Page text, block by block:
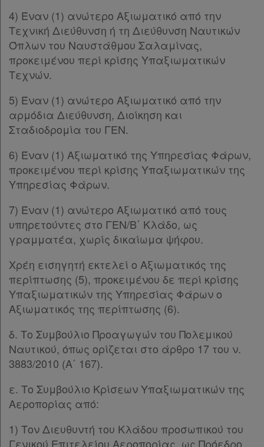
4) Έναν (1) ανώτερο Αξιωματικό από την
Τεχνική Διεύθυνση ή τη Διεύθυνση Ναυτικών
Όπλων του Ναυστάθμου Σαλαμίνας,
προκειμένου περί κρίσης Υπαξιωματικών
Τεχνών.
5) Έναν (1) ανώτερο Αξιωματικό από την
αρμόδια Διεύθυνση, Διοίκηση και
Σταδιοδρομία του ΓΕΝ.
6) Έναν (1) Αξιωματικό της Υπηρεσίας Φάρων,
προκειμένου περί κρίσης Υπαξιωματικών της
Υπηρεσίας Φάρων.
7) Έναν (1) ανώτερο Αξιωματικό από τους
υπηρετούντες στο ΓΕΝ/Β΄ Κλάδο, ως
γραμματέα, χωρίς δικαίωμα ψήφου.
Χρέη εισηγητή εκτελεί ο Αξιωματικός της
περίπτωσης (5), προκειμένου δε περί κρίσης
Υπαξιωματικών της Υπηρεσίας Φάρων ο
Αξιωματικός της περίπτωσης (6).
δ. Το Συμβούλιο Προαγωγών του Πολεμικού
Ναυτικού, όπως ορίζεται στο άρθρο 17 του ν.
3883/2010 (Α΄ 167).
ε. Το Συμβούλιο Κρίσεων Υπαξιωματικών της
Αεροπορίας από:
1) Τον Διευθυντή του Κλάδου προσωπικού του
Γενικού Επιτελείου Αεροπορίας, ως Πρόεδρο.